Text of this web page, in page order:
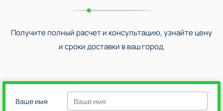
Получите полный расчет и консультацию, узнайте цену
и сроки доставки в ваш город.
Ваше имя